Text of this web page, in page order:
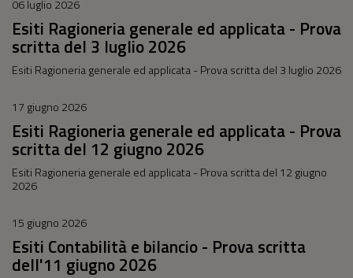
06 luglio 2026
Esiti Ragioneria generale ed applicata - Prova
scritta del 3 luglio 2026
Esiti Ragioneria generale ed applicata - Prova scritta del 3 luglio 2026
17 giugno 2026
Esiti Ragioneria generale ed applicata - Prova
scritta del 12 giugno 2026
Esiti Ragioneria generale ed applicata - Prova scritta del 12 giugno
2026
15 giugno 2026
Esiti Contabilità e bilancio - Prova scritta
dell'11 giugno 2026